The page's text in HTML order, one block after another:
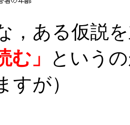
，ある仮説
む」
という
すが）